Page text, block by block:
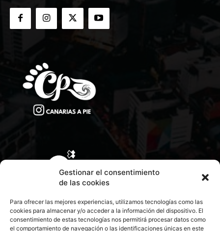
Gestionar el consentimiento
de las cookies
Para ofrecer las mejores experiencias, utilizamos tecnologías como las
cookies para almacenar y/o acceder a la información del dispositivo. El
consentimiento de estas tecnologías nos permitirá procesar datos como
el comportamiento de navegación o las identificaciones únicas en este